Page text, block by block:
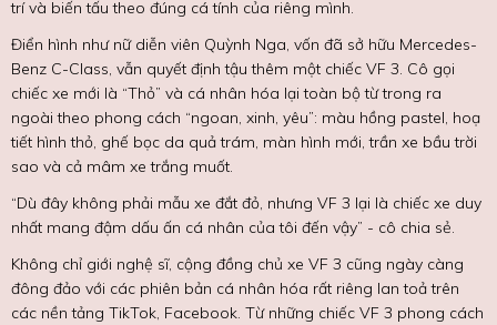
trí và biến tấu theo đúng cá tính của riêng mình.
Điển hình như nữ diễn viên Quỳnh Nga, vốn đã sở hữu Mercedes-
Benz C-Class, vẫn quyết định tậu thêm một chiếc VF 3. Cô gọi
chiếc xe mới là “Thỏ” và cá nhân hóa lại toàn bộ từ trong ra
ngoài theo phong cách “ngoan, xinh, yêu”: màu hồng pastel, hoạ
tiết hình thỏ, ghế bọc da quả trám, màn hình mới, trần xe bầu trời
sao và cả mâm xe trắng muốt.
“Dù đây không phải mẫu xe đắt đỏ, nhưng VF 3 lại là chiếc xe duy
nhất mang đậm dấu ấn cá nhân của tôi đến vậy” - cô chia sẻ.
Không chỉ giới nghệ sĩ, cộng đồng chủ xe VF 3 cũng ngày càng
đông đảo với các phiên bản cá nhân hóa rất riêng lan toả trên
các nền tảng TikTok, Facebook. Từ những chiếc VF 3 phong cách